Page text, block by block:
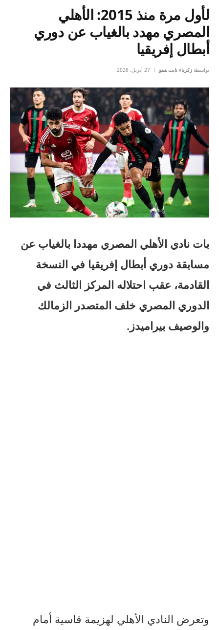
لأول مرة منذ 2015: الأهلي
المصري مهدد بالغياب عن دوري
أبطال إفريقيا
بواسطة زكرياء نايت همو 27 أبريل، 2026
بات نادي الأهلي المصري مهددا بالغياب عن
مسابقة دوري أبطال إفريقيا في النسخة
القادمة، عقب احتلاله المركز الثالث في
الدوري المصري خلف المتصدر الزمالك
والوصيف بيراميدز.
وتعرض النادي الأهلي لهزيمة قاسية أمام